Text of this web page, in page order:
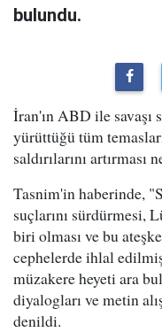
bulundu.
İran'ın ABD ile
yürüttüğü tüm
saldırılarını
Tasnim'in haberinde,
suçlarını sürdürmesi,
biri olması ve bu
cephelerde ihlal
müzakere heyeti ara
diyalogları ve metin
denildi.